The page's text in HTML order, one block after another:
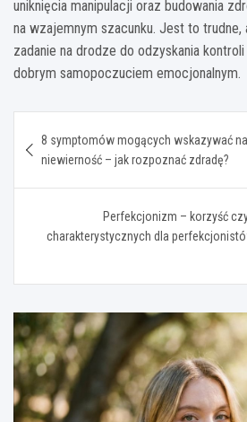
uniknięcia manipulacji oraz budowania
na wzajemnym szacunku. Jest to
zadanie na drodze do odzyskania
dobrym samopoczuciem emocjonalnym.
wpisu
8 symptomów mogących wskazywać
niewierność – jak rozpoznać zdradę?
Perfekcjonizm – korzyść
charakterystycznych dla